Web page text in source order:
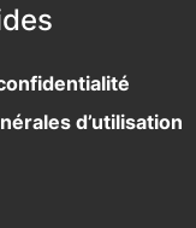
d’utilisation